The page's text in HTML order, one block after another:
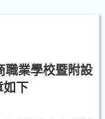
職業學校暨附設
如下